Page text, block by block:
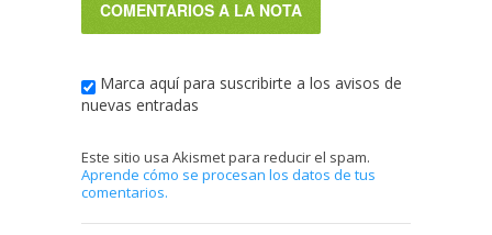
Marca aquí para suscribirte a los avisos de
nuevas entradas
Este sitio usa Akismet para reducir el spam.
Aprende cómo se procesan los datos de tus
comentarios.